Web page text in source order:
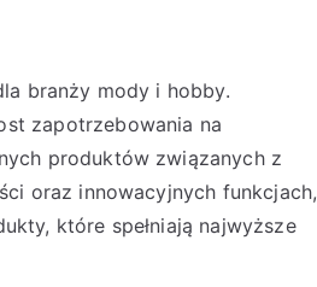
branży mody i hobby.
zapotrzebowania na
produktów związanych z
oraz innowacyjnych funkcjach,
które spełniają najwyższe